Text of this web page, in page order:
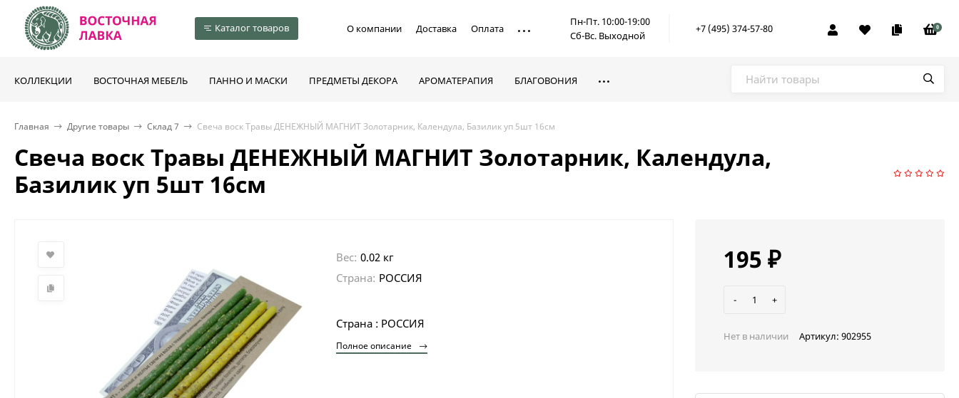
Каталог товаров О компании Доставка Оплата
Пн-Пт. 10:00-19:00
Сб-Вс. Выходной
+7 (495) 374-57-80 0
КОЛЛЕКЦИИ ВОСТОЧНАЯ МЕБЕЛЬ ПАННО И МАСКИ ПРЕДМЕТЫ ДЕКОРА АРОМАТЕРАПИЯ БЛАГОВОНИЯ
Главная Другие товары Склад 7 Свеча воск Травы ДЕНЕЖНЫЙ МАГНИТ Золотарник, Календула, Базилик уп 5шт 16см
Свеча воск Травы ДЕНЕЖНЫЙ МАГНИТ Золотарник, Календула,
Базилик уп 5шт 16см
Вес: 0.02 кг
Страна: РОССИЯ
Страна : РОССИЯ
Полное описание
195 ₽
- +
Нет в наличии Артикул: 902955